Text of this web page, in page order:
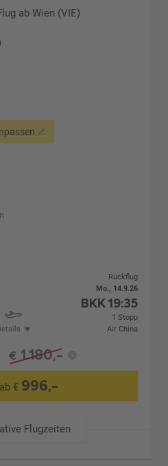
ab Wien (VIE)
Rückflug
Mo., 14.9.26
BKK19:35
1 Stopp
Air China
€ 1.180,-
€ 996,-
Flugzeiten